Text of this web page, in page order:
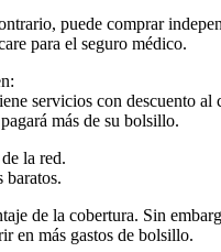
puede comprar
para el seguro médico.
servicios con descuento
más de su bolsillo.
la red.
baratos.
de la cobertura. Sin
en más gastos de bolsillo.